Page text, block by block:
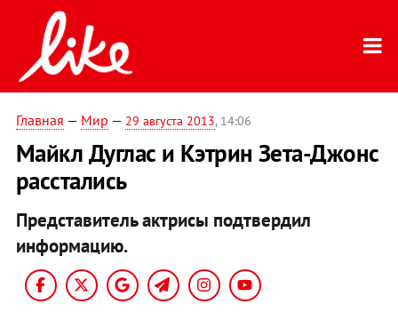
Главная — Мир — 29 августа 2013, 14:06
Майкл Дуглас и Кэтрин Зета-Джонс
расстались
Представитель актрисы подтвердил
информацию.